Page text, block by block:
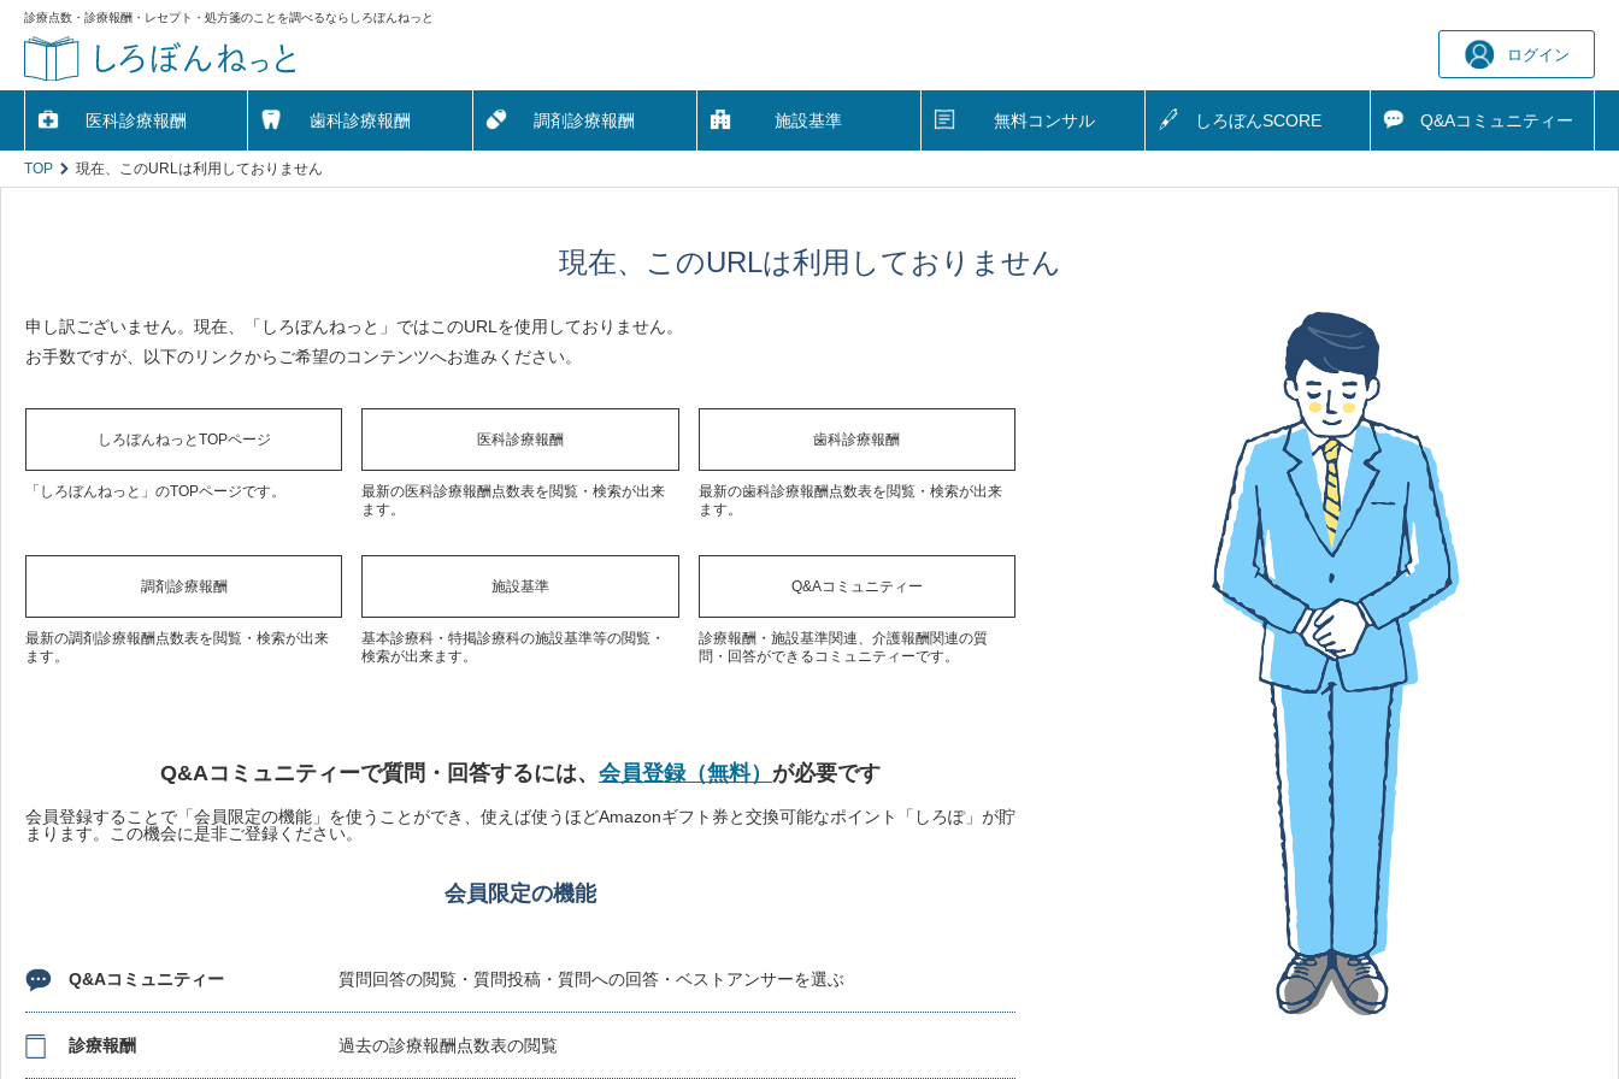
診療点数・診療報酬・レセプト・処方箋のことを調べるならしろぼんねっと
ログイン
医科診療報酬 歯科診療報酬 調剤診療報酬 施設基準 無料コンサル しろぼんSCORE Q&Aコミュニティー
TOP 現在、このURLは利用しておりません
現在、このURLは利用しておりません
申し訳ございません。現在、「しろぼんねっと」ではこのURLを使用しておりません。
お手数ですが、以下のリンクからご希望のコンテンツへお進みください。
しろぼんねっとTOPページ
「しろぼんねっと」のTOPページです。
医科診療報酬
最新の医科診療報酬点数表を閲覧・検索が出来
ます。
歯科診療報酬
最新の歯科診療報酬点数表を閲覧・検索が出来
ます。
調剤診療報酬
最新の調剤診療報酬点数表を閲覧・検索が出来
ます。
施設基準
基本診療科・特掲診療科の施設基準等の閲覧・
検索が出来ます。
Q&Aコミュニティー
診療報酬・施設基準関連、介護報酬関連の質
問・回答ができるコミュニティーです。
Q&Aコミュニティーで質問・回答するには、 会員登録（無料） が必要です
会員登録することで「会員限定の機能」を使うことができ、使えば使うほどAmazonギフト券と交換可能なポイント「しろぽ」が貯
まります。この機会に是非ご登録ください。
会員限定の機能
Q&Aコミュニティー 質問回答の閲覧・質問投稿・質問への回答・ベストアンサーを選ぶ
診療報酬 過去の診療報酬点数表の閲覧